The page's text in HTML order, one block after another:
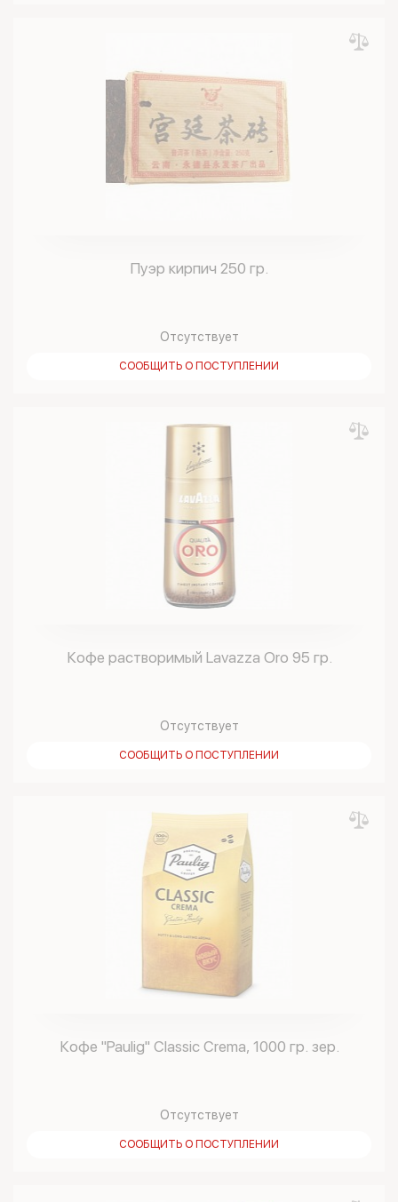
Пуэр кирпич 250 гр.
Отсутствует
СООБЩИТЬ О ПОСТУПЛЕНИИ
Кофе растворимый Lavazza Oro 95 гр.
Отсутствует
СООБЩИТЬ О ПОСТУПЛЕНИИ
Кофе "Paulig" Classic Crema, 1000 гр. зер.
Отсутствует
СООБЩИТЬ О ПОСТУПЛЕНИИ